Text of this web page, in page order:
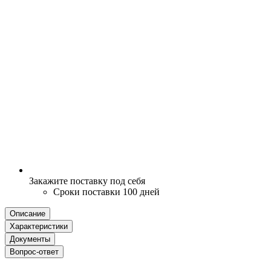
Закажите поставку под себя
Сроки поставки 100 дней
Описание
Характеристики
Документы
Вопрос-ответ